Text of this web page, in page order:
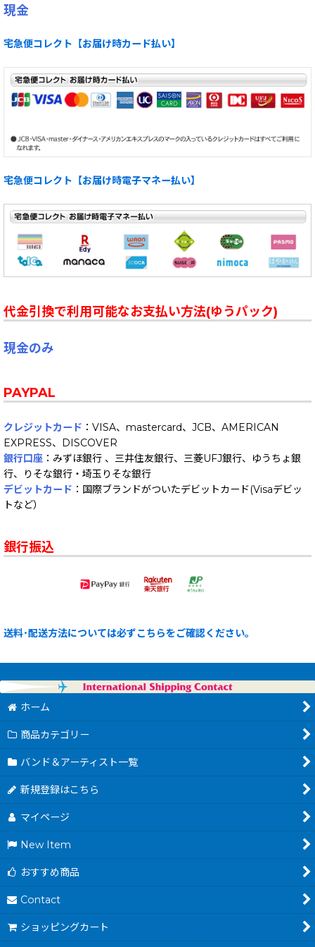
現金
宅急便コレクト【お届け時カード払い】
宅急便コレクト【お届け時電子マネー払い】
代金引換で利用可能なお支払い方法(ゆうパック)
現金のみ
PAYPAL
クレジットカード ：VISA、mastercard、JCB、AMERICAN
EXPRESS、DISCOVER
銀行口座 ：みずほ銀行 、三井住友銀行、三菱UFJ銀行、ゆうちょ銀
行、りそな銀行・埼玉りそな銀行
デビットカード ：国際ブランドがついたデビットカード(Visaデビッ
トなど）
銀行振込
送料･配送方法については必ずこちらをご確認ください。
ホーム
商品カテゴリー
バンド＆アーティスト一覧
新規登録はこちら
マイページ
New Item
おすすめ商品
Contact
ショッピングカート